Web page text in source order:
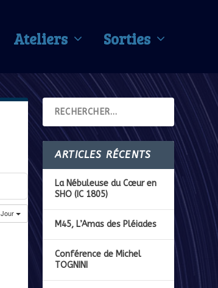
Ateliers Sorties
Jour
ARTICLES RÉCENTS
La Nébuleuse du Cœur en
SHO (IC 1805)
M45, L’Amas des Pléiades
Conférence de Michel
TOGNINI